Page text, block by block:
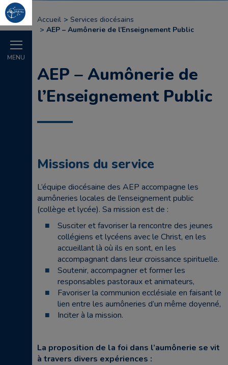
MENU
Accueil
Services diocésains
AEP – Aumônerie de l’Enseignement Public
AEP – Aumônerie de
l’Enseignement Public
Missions du service
L’équipe diocésaine des AEP accompagne les
aumôneries locales de l’enseignement public
(collège et lycée). Sa mission est de :
Susciter et favoriser la rencontre des jeunes
collégiens et lycéens avec le Christ, en les
accueillant là où ils en sont, en les
accompagnant dans leur croissance spirituelle.
Soutenir, accompagner et former les
responsables pastoraux et animateurs,
Favoriser la communion ecclésiale en faisant le
lien entre les aumôneries d’un même doyenné,
Inciter à la mission.
La proposition de la foi dans l’aumônerie se vit
à travers divers expériences :